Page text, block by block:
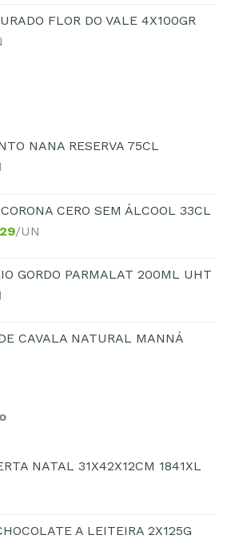
FLOR DO VALE 4X100GR
NANA RESERVA 75CL
CERO SEM ÁLCOOL 33CL
/UN
GORDO PARMALAT 200ML UHT
CAVALA NATURAL MANNÁ
NATAL 31X42X12CM 1841XL
A LEITEIRA 2X125G